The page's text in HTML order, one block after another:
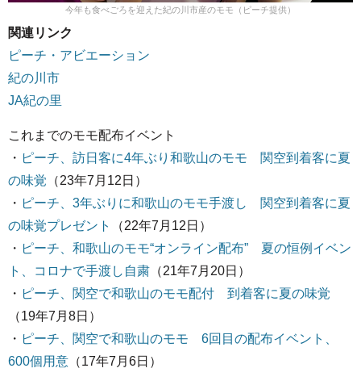
今年も食べごろを迎えた紀の川市産のモモ（ピーチ提供）
関連リンク
ピーチ・アビエーション
紀の川市
JA紀の里
これまでのモモ配布イベント
・ ピーチ、訪日客に4年ぶり和歌山のモモ 関空到着客に夏
の味覚 （23年7月12日）
・ ピーチ、3年ぶりに和歌山のモモ手渡し 関空到着客に夏
の味覚プレゼント
（22年7月12日）
・ ピーチ、和歌山のモモ“オンライン配布” 夏の恒例イベン
ト、コロナで手渡し自粛 （21年7月20日）
・ ピーチ、関空で和歌山のモモ配付 到着客に夏の味覚
（19年7月8日）
・ ピーチ、関空で和歌山のモモ 6回目の配布イベント、
600個用意 （17年7月6日）